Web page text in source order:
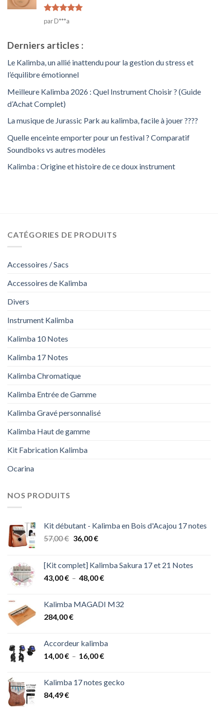
Note5sur
5
par D***a
Derniers articles :
Le Kalimba, un allié inattendu pour la gestion du stress et
l’équilibre émotionnel
Meilleure Kalimba 2026 : Quel Instrument Choisir ? (Guide
d’Achat Complet)
La musique de Jurassic Park au kalimba, facile à jouer ????
Quelle enceinte emporter pour un festival ? Comparatif
Soundboks vs autres modèles
Kalimba : Origine et histoire de ce doux instrument
CATÉGORIES DE PRODUITS
Accessoires / Sacs
Accessoires de Kalimba
Divers
Instrument Kalimba
Kalimba 10 Notes
Kalimba 17 Notes
Kalimba Chromatique
Kalimba Entrée de Gamme
Kalimba Gravé personnalisé
Kalimba Haut de gamme
Kit Fabrication Kalimba
Ocarina
NOS PRODUITS
Kit débutant - Kalimba en Bois d'Acajou 17 notes
57,00€ Le
était :
57,00 €.
36,00€Le
est :
36,00 €.
[Kit complet] Kalimba Sakura 17 et 21 Notes
43,00€ – 48,00€Plage
43,00 €
Kalimba MAGADI M32
284,00€
Accordeur kalimba
14,00€ – 16,00€Plage
14,00 €
Kalimba 17 notes gecko
84,49€